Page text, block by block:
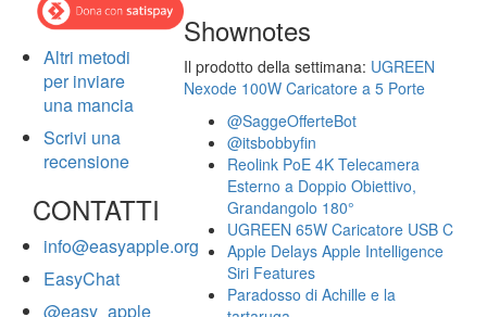
Altri metodi
per inviare
una mancia
Scrivi una
recensione
CONTATTI
info@easyapple.org
EasyChat
@easy_apple
Shownotes
Il prodotto della settimana: UGREEN
Nexode 100W Caricatore a 5 Porte
@SaggeOfferteBot
@itsbobbyfin
Reolink PoE 4K Telecamera
Esterno a Doppio Obiettivo,
Grandangolo 180°
UGREEN 65W Caricatore USB C
Apple Delays Apple Intelligence
Siri Features
Paradosso di Achille e la